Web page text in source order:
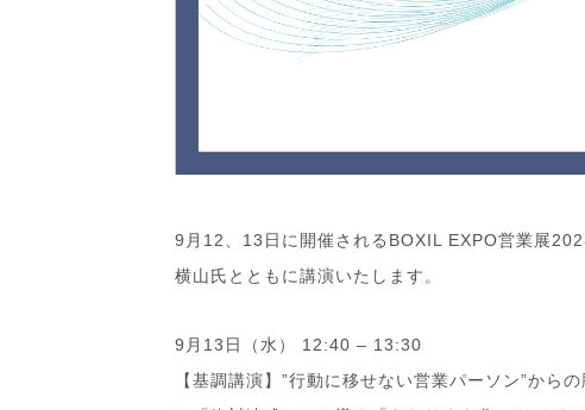
9月12、13日に開催されるBOXIL EXPO営業展
横山氏とともに講演いたします。
9月13日（水） 12:40 – 13:30
【基調講演】”行動に移せない営業パーソン”からの